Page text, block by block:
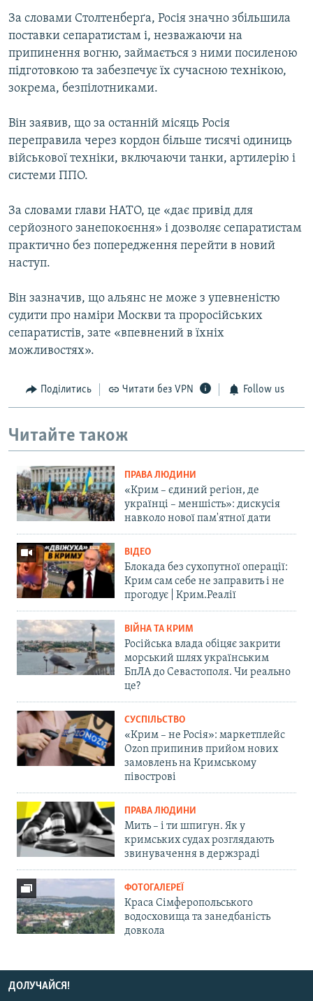
За словами Столтенберґа, Росія значно збільшила
поставки сепаратистам і, незважаючи на
припинення вогню, займається з ними посиленою
підготовкою та забезпечує їх сучасною технікою,
зокрема, безпілотниками.
Він заявив, що за останній місяць Росія
переправила через кордон більше тисячі одиниць
військової техніки, включаючи танки, артилерію і
системи ППО.
За словами глави НАТО, це «дає привід для
серйозного занепокоєння» і дозволяє сепаратистам
практично без попередження перейти в новий
наступ.
Він зазначив, що альянс не може з упевненістю
судити про наміри Москви та проросійських
сепаратистів, зате «впевнений в їхніх
можливостях».
Поділитись Читати без VPN Follow us
Читайте також
ПРАВА ЛЮДИНИ
«Крим – єдиний регіон, де
українці – меншість»: дискусія
навколо нової пам'ятної дати
ВІДЕО
Блокада без сухопутної операції:
Крим сам себе не заправить і не
прогодує | Крим.Реалії
ВІЙНА ТА КРИМ
Російська влада обіцяє закрити
морський шлях українським
БпЛА до Севастополя. Чи реально
це?
СУСПІЛЬСТВО
«Крим – не Росія»: маркетплейс
Ozon припинив прийом нових
замовлень на Кримському
півострові
ПРАВА ЛЮДИНИ
Мить – і ти шпигун. Як у
кримських судах розглядають
звинувачення в держзраді
ФОТОГАЛЕРЕЇ
Краса Сімферопольського
водосховища та занедбаність
довкола
ДОЛУЧАЙСЯ!